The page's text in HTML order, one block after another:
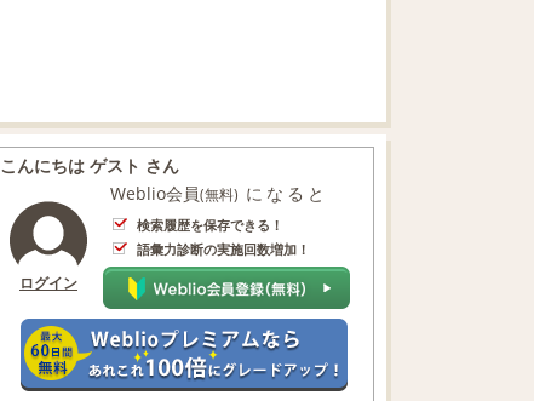
こんにちは ゲスト さん
ログイン
Weblio会員(無料) になると
検索履歴を保存できる！
語彙力診断の実施回数増加！